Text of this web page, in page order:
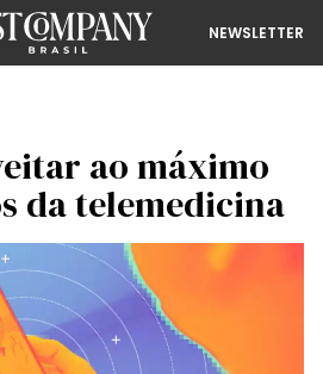
NEWSLETTER
ao máximo
da telemedicina